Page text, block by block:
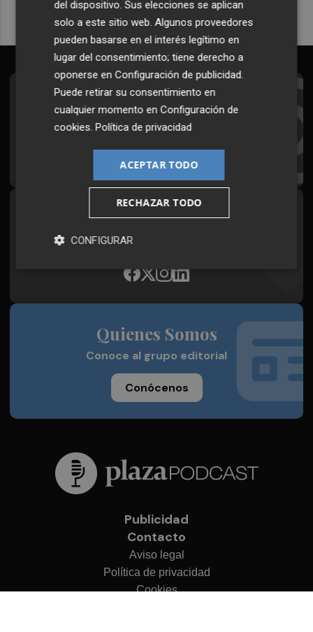
Suscríbete al Boletín
Todos los días a primera hora en tu email
Síguenos en redes
Plaza Podcast, desde cualquier medio
Quienes Somos
Conoce al grupo editorial
Conócenos
Publicidad
Contacto
Aviso legal
Política de privacidad
Cookies
del dispositivo. Sus elecciones se aplican
solo a este sitio web. Algunos proveedores
pueden basarse en el interés legítimo en
lugar del consentimiento; tiene derecho a
oponerse enConfiguración de publicidad.
Puede retirar su consentimiento en
cualquier momento enConfiguración de
cookies.Política de privacidad
ACEPTAR TODO
RECHAZAR TODO
CONFIGURAR